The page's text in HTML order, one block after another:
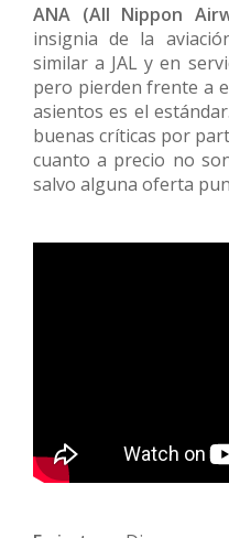
ANA (All Nippon
insignia de la
similar a JAL y en
pero pierden frente a
asientos es el
buenas críticas por
cuanto a precio no
salvo alguna oferta